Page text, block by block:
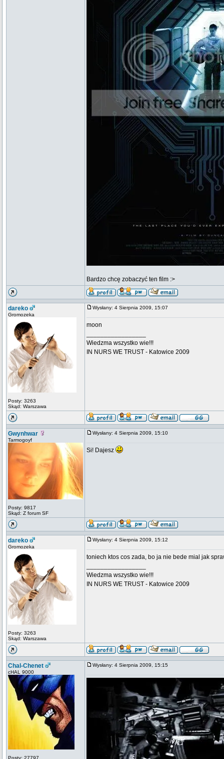
Bardzo chcę zobaczyć ten film :>
dareko
Gromozeka
Posty: 3263
Skąd: Warszawa
Wysłany: 4 Sierpnia 2009, 15:07
moon
Wiedzma wszystko wie!!!
IN NURS WE TRUST - Katowice 2009
Gwynhwar
Tarmogoyf
Posty: 9817
Skąd: Z forum SF
Wysłany: 4 Sierpnia 2009, 15:10
Si! Dajesz
dareko
Gromozeka
Posty: 3263
Skąd: Warszawa
Wysłany: 4 Sierpnia 2009, 15:12
toniech ktos cos zada, bo ja nie bede mial jak
Wiedzma wszystko wie!!!
IN NURS WE TRUST - Katowice 2009
Chal-Chenet
cHAL 9000
Posty: 27797
Wysłany: 4 Sierpnia 2009, 15:15